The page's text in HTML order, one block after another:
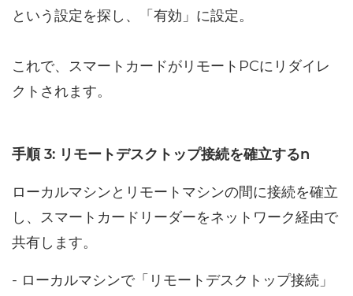
という設定を探し、「有効」に設定。
これで、スマートカードがリモートPCにリダイレ
クトされます。
手順 3: リモートデスクトップ接続を確立するn
ローカルマシンとリモートマシンの間に接続を確立
し、スマートカードリーダーをネットワーク経由で
共有します。
- ローカルマシンで「リモートデスクトップ接続」